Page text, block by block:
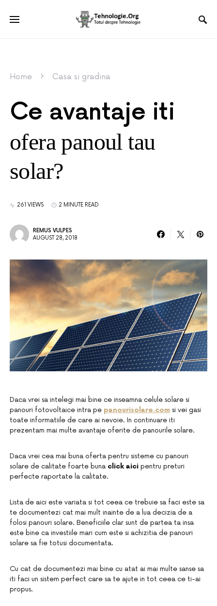
Home Casa si gradina
Ce avantaje iti
ofera panoul tau
solar?
261 VIEWS 2 MINUTE READ
REMUS VULPES
AUGUST 28, 2018
Daca vrei sa intelegi mai bine ce inseamna celule solare si
panouri fotovoltaice intra pe panourisolare.com si vei gasi
toate informatiile de care ai nevoie. In continuare iti
prezentam mai multe avantaje oferite de panourile solare.
Daca vrei cea mai buna oferta pentru sisteme cu panouri
solare de calitate foarte buna click aici pentru preturi
perfecte raportate la calitate.
Lista de aici este variata si tot ceea ce trebuie sa faci este sa
te documentezi cat mai mult inainte de a lua decizia de a
folosi panouri solare. Beneficiile clar sunt de partea ta insa
este bine ca investiile mari cum este si achizitia de panouri
solare sa fie totusi documentata.
Cu cat de documentezi mai bine cu atat ai mai multe sanse sa
iti faci un sistem perfect care sa te ajute in tot ceea ce ti-ai
propus.